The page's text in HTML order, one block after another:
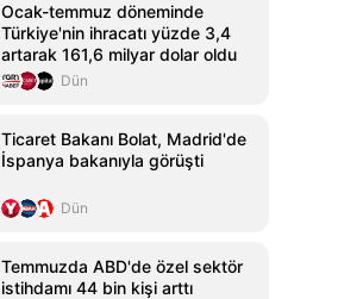
Ocak-temmuz döneminde
Türkiye'nin ihracatı yüzde 3,4
artarak 161,6 milyar dolar oldu
Dün
Ticaret Bakanı Bolat, Madrid'de
İspanya bakanıyla görüşti
Dün
Temmuzda ABD'de özel sektör
istihdamı 44 bin kişi arttı